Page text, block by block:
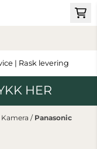
| Rask levering
HER
/ Panasonic